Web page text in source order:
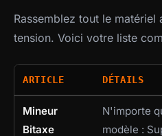
Rassemblez tout le matériel
tension. Voici votre liste
ARTICLE DÉTAILS
Mineur
Bitaxe
N'importe
modèle :